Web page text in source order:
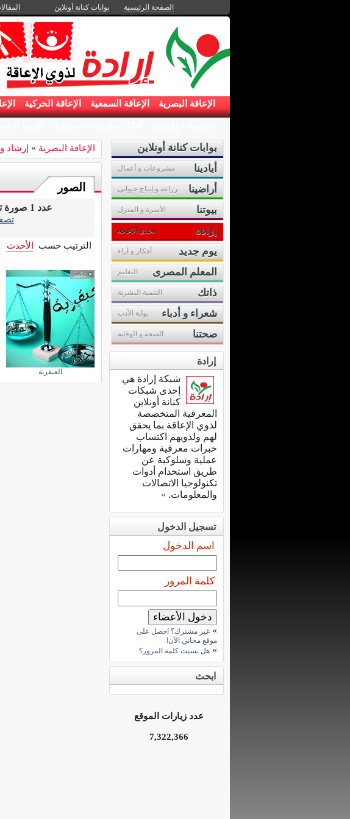
الصفحة الرئيسية بوابات كنانة أونلاين
الإعاقة البصرية الإعاقة السمعية الإعاقة الحركية
الإعاقة البصرية » إرشاد
الصور
عدد 1 صورة تحت قسم
الترتيب حسب الأحدث
تكبير
العبقرية
بوابات كنانة أونلاين
أيادينا
مشروعات و أعمال
أراضينا زراعة و إنتاج حيوانى
بيوتنا الأسرة و المنزل
إرادة تحدى الإعاقة
يوم جديد أفكار و آراء
المعلم المصرى التعليم
ذاتك التنمية البشرية
شعراء و أدباء بوابة الأدب
صحتنا الصحة و الوقاية
إرادة
شبكة إرادة هي
إحدى شبكات
كنانة أونلاين
المعرفية المتخصصة
لذوي الإعاقة بما يحقق
لهم ولذويهم اكتساب
خبرات معرفية ومهارات
عملية وسلوكية عن
طريق استخدام أدوات
تكنولوجيا الاتصالات
والمعلومات. »
تسجيل الدخول
اسم الدخول
كلمة المرور
» غير مشترك؟ احصل على
موقع مجاني الآن!
» هل نسيت كلمة المرور؟
ابحث
عدد زيارات الموقع
7,322,366